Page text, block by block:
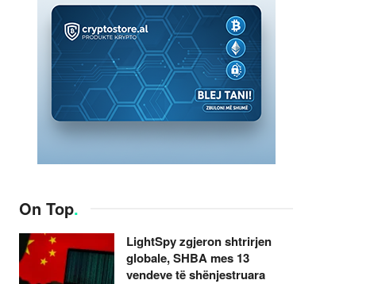
On Top.
LightSpy zgjeron shtrirjen
globale, SHBA mes 13
vendeve të shënjestruara